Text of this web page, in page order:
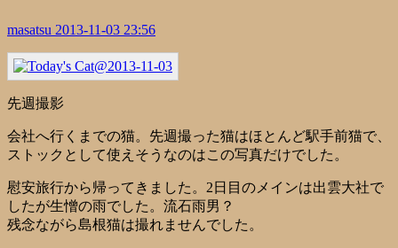
masatsu 2013-11-03 23:56
先週撮影
会社へ行くまでの猫。先週撮った猫はほとんど駅手前猫で、
ストックとして使えそうなのはこの写真だけでした。
慰安旅行から帰ってきました。2日目のメインは出雲大社で
したが生憎の雨でした。流石雨男？
残念ながら島根猫は撮れませんでした。